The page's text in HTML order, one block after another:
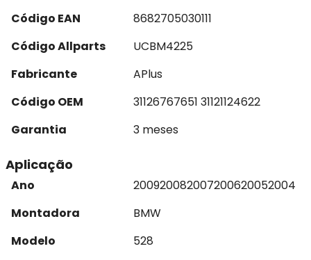
Código EAN
8682705030111
Código Allparts
UCBM4225
Fabricante
APlus
Código OEM
31126767651 31121124622
Garantia
3 meses
Aplicação
Ano 200920082007200620052004
Montadora
BMW
Modelo
528